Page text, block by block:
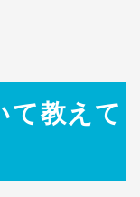
て教えて